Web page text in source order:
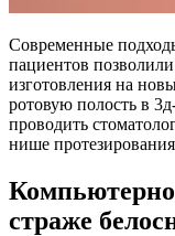
Современные
пациентов
изготовления на
ротовую полость в
проводить
нише
страже